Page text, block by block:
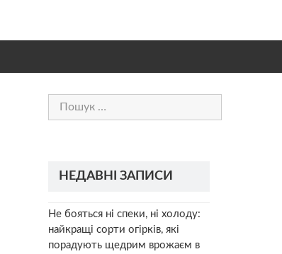
Пошук:
НЕДАВНІ ЗАПИСИ
Не бояться ні спеки, ні холоду:
найкращі сорти огірків, які
порадують щедрим врожаєм в